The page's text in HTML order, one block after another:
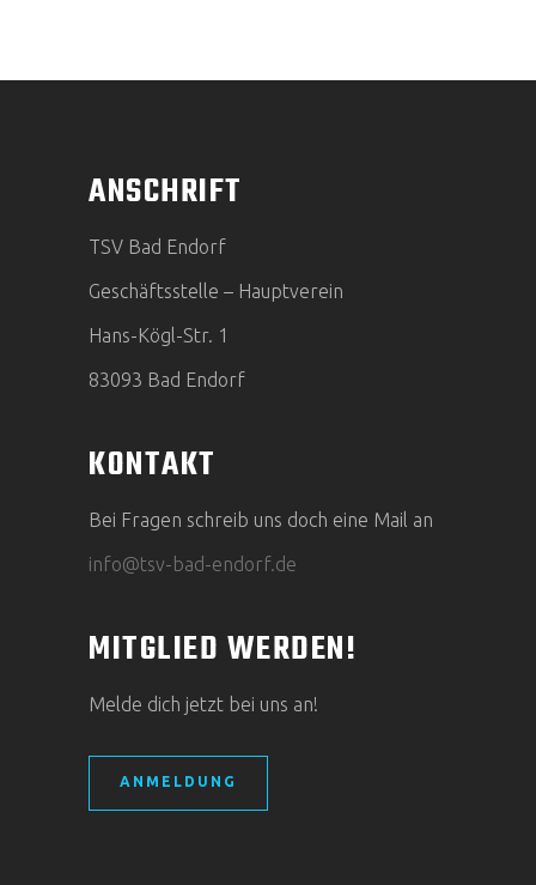
ANSCHRIFT
TSV Bad Endorf
Geschäftsstelle – Hauptverein
Hans-Kögl-Str. 1
83093 Bad Endorf
KONTAKT
Bei Fragen schreib uns doch eine Mail an
info@tsv-bad-endorf.de
MITGLIED WERDEN!
Melde dich jetzt bei uns an!
ANMELDUNG